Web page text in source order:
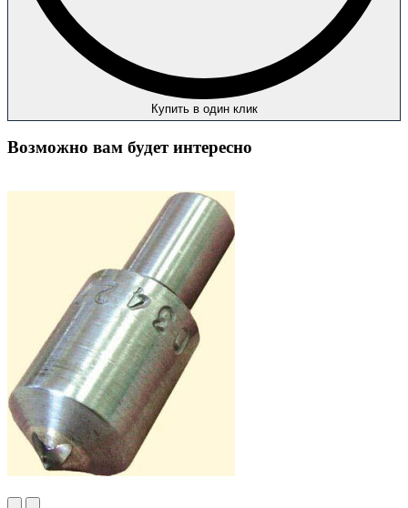
Купить в один клик
Возможно вам будет интересно